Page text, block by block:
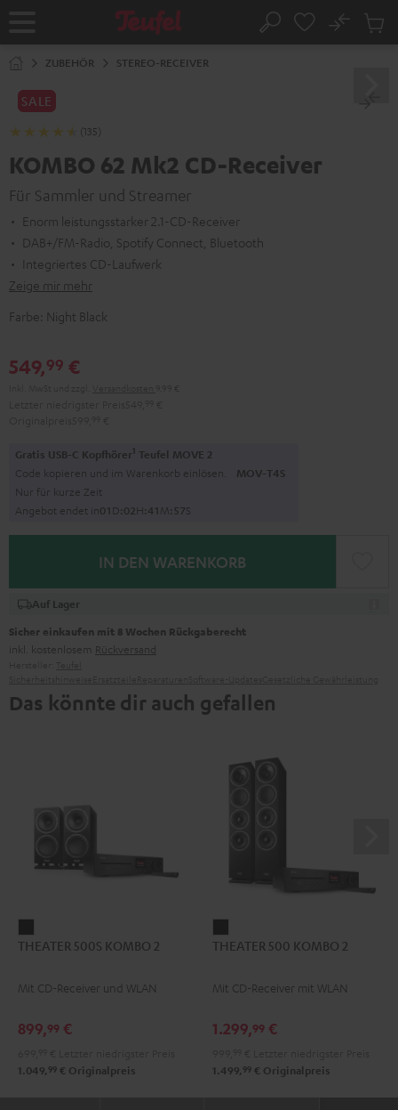
Startseite Suche
No
ZUBEHÖR STEREO-RECEIVER
SALE
(135)
KOMBO 62 Mk2 CD-Receiver
Für Sammler und Streamer
Enorm leistungsstarker 2.1-CD-Receiver
DAB+/FM-Radio, Spotify Connect, Bluetooth
Integriertes CD-Laufwerk
Zeige mir mehr
Farbe: Night Black
549,99 €
Gratis USB-C Kopfhörer1 Teufel MOVE 2
Code kopieren und im Warenkorb einlösen. MOV-T4S
Nur für kurze Zeit
Angebot endet in01D:02H:41M: 56S
IN DEN WARENKORB
Auf Lager
Sicher einkaufen mit 8 Wochen Rückgaberecht
inkl. kostenlosem Rückversand
Das könnte dir auch gefallen
500S
2
THEATER 500S KOMBO 2
Mit CD-Receiver und WLAN
899,99 €
1.049, 99 € Originalpreis
500
2
THEATER 500 KOMBO 2
Mit CD-Receiver mit WLAN
1.299,99 €
1.499, 99 € Originalpreis